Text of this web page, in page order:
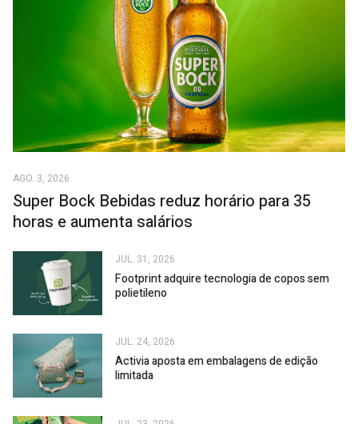
AGO. 3, 2026
Super Bock Bebidas reduz horário para 35
horas e aumenta salários
JUL. 31, 2026
Footprint adquire tecnologia de copos sem
polietileno
JUL. 24, 2026
Activia aposta em embalagens de edição
limitada